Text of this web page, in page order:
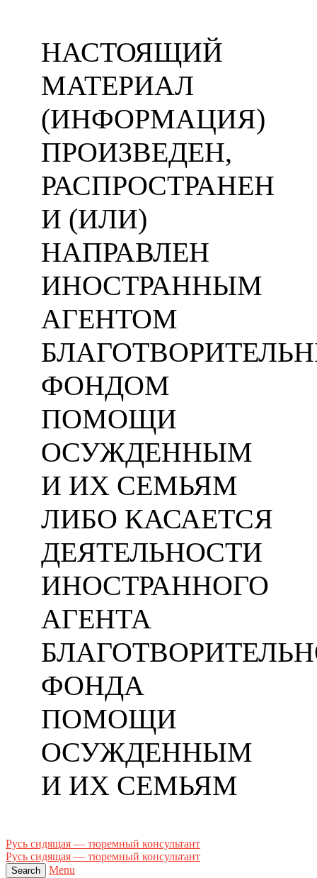
НАСТОЯЩИЙ
МАТЕРИАЛ
(ИНФОРМАЦИЯ)
ПРОИЗВЕДЕН,
РАСПРОСТРАНЕН
И (ИЛИ)
НАПРАВЛЕН
ИНОСТРАННЫМ
АГЕНТОМ
ФОНДОМ
ПОМОЩИ
ОСУЖДЕННЫМ
И ИХ СЕМЬЯМ
ЛИБО КАСАЕТСЯ
ДЕЯТЕЛЬНОСТИ
ИНОСТРАННОГО
АГЕНТА
ФОНДА
ПОМОЩИ
ОСУЖДЕННЫМ
И ИХ СЕМЬЯМ
Русь сидящая — тюремный консультант
Русь сидящая — тюремный консультант
Search Menu